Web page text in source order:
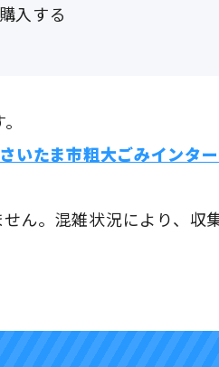
入する
さいたま市粗大ごみインタ
ん。混雑状況により、収